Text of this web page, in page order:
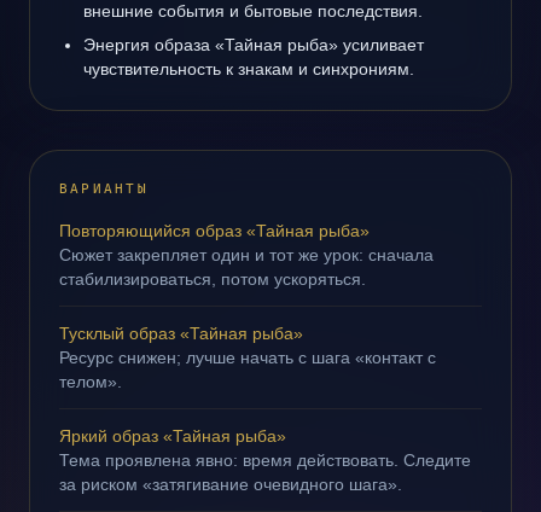
внешние события и бытовые последствия.
Энергия образа «Тайная рыба» усиливает
чувствительность к знакам и синхрониям.
ВАРИАНТЫ
Повторяющийся образ «Тайная рыба»
Сюжет закрепляет один и тот же урок: сначала
стабилизироваться, потом ускоряться.
Тусклый образ «Тайная рыба»
Ресурс снижен; лучше начать с шага «контакт с
телом».
Яркий образ «Тайная рыба»
Тема проявлена явно: время действовать. Следите
за риском «затягивание очевидного шага».